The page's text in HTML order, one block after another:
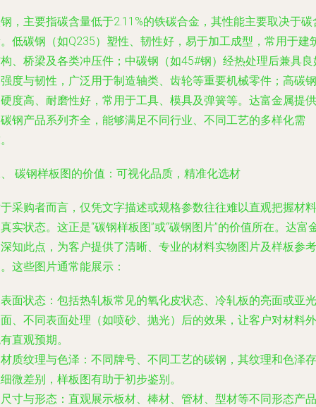
，主要指碳含量低于2.11%的铁碳合金，其性能主要取决于碳
低碳钢（如Q235）塑性、韧性好，易于加工成型，常用于建
、桥梁及各类冲压件；中碳钢（如45#钢）经热处理后兼具良
度与韧性，广泛用于制造轴类、齿轮等重要机械零件；高碳钢
度高、耐磨性好，常用于工具、模具及弹簧等。达富金属提供
钢产品系列齐全，能够满足不同行业、不同工艺的多样化需
碳钢样板图的价值：可视化品质，精准化选材
采购者而言，仅凭文字描述或规格参数往往难以直观把握材料
实状态。这正是“碳钢样板图”或“碳钢图片”的价值所在。达富
知此点，为客户提供了清晰、专业的材料实物图片及样板参考
这些图片通常能展示：
表面状态 ：包括热轧板常见的氧化皮状态、冷轧板的亮面或亚光
、不同表面处理（如喷砂、抛光）后的效果，让客户对材料外
直观预期。
材质纹理与色泽 ：不同牌号、不同工艺的碳钢，其纹理和色泽存
微差别，样板图有助于初步鉴别。
尺寸与形态 ：直观展示板材、棒材、管材、型材等不同形态产品